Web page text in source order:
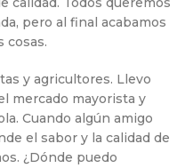
pero al final acabamos
cosas.
y agricultores. Llevo
mercado mayorista y
Cuando algún amigo
el sabor y la calidad de
¿Dónde puedo